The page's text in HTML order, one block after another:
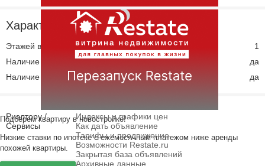
Риэлтору /
Сервисы
Индексы и графики цен
Как дать объявление
Тарифы и продвижение
Возможности Restate.ru
Закрытая база объявлений
Архивные данные
Характеристики
Этажей всего
1
Наличие охраны
да
Наличие парковки
да
Подберем квартиру в новостройке!
Низкие ставки по ипотеке с ежемесячным платежом ниже аренды
похожей квартиры.